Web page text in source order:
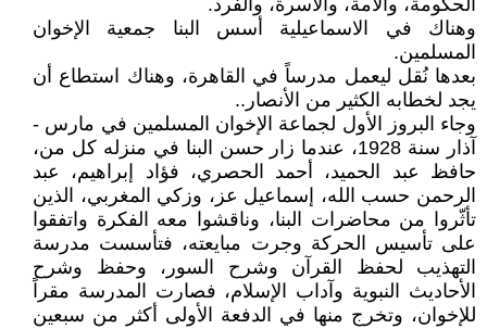
الحكومة، والأمة، والأسرة، والفرد.
وهناك في الاسماعيلية أسس البنا جمعية الإخوان
المسلمين.
بعدها نُقل ليعمل مدرساً في القاهرة، وهناك استطاع أن
يجد لخطابه الكثير من الأنصار..
وجاء البروز الأول لجماعة الإخوان المسلمين في مارس -
آذار سنة 1928، عندما زار حسن البنا في منزله كل من،
حافظ عبد الحميد، أحمد الحصري، فؤاد إبراهيم، عبد
الرحمن حسب الله، إسماعيل عز، وزكي المغربي، الذين
تأثّروا من محاضرات البنا، وناقشوا معه الفكرة واتفقوا
على تأسيس الحركة وجرت مبايعته، فتأسست مدرسة
التهذيب لحفظ القرآن وشرح السور، وحفظ وشرح
الأحاديث النبوية وآداب الإسلام، فصارت المدرسة مقراً
للإخوان، وتخرج منها في الدفعة الأولى أكثر من سبعين